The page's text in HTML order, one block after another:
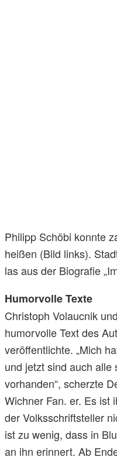
Philipp Schöbi konnte
heißen (Bild links).
las aus der Biografie
Humorvolle Texte
Christoph Volaucnik
humorvolle Text des
veröffentlichte. „Mich
und jetzt sind auch
vorhanden“, scherzte
Wichner Fan. er. Es ist
der Volksschriftsteller
ist zu wenig, dass in
an ihn erinnert. Ab